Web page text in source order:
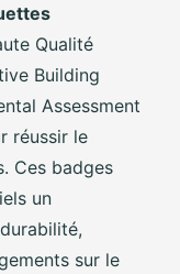
Qualité
Building
Assessment
réussir le
Ces badges
un
sur le